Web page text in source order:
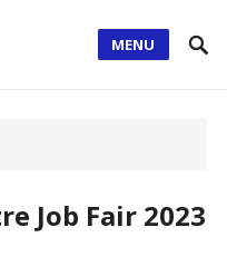
MENU
Job Fair 2023